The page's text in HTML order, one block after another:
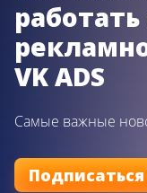
VK ADS
Самые важные